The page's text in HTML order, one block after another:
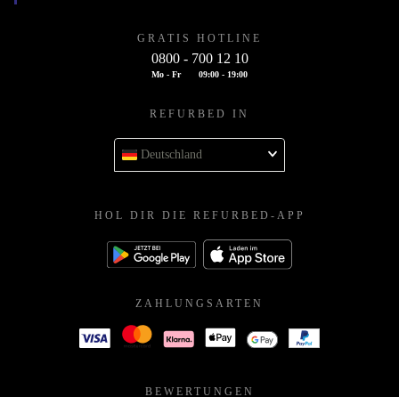
GRATIS HOTLINE
0800 - 700 12 10
Mo - Fr 09:00 - 19:00
REFURBED IN
Deutschland
HOL DIR DIE REFURBED-APP
ZAHLUNGSARTEN
BEWERTUNGEN